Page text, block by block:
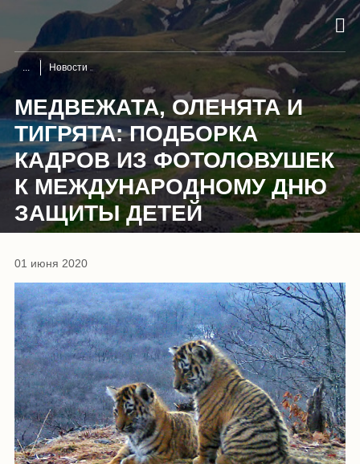
Новости
МЕДВЕЖАТА, ОЛЕНЯТА И
ТИГРЯТА: ПОДБОРКА
КАДРОВ ИЗ ФОТОЛОВУШЕК
К МЕЖДУНАРОДНОМУ ДНЮ
ЗАЩИТЫ ДЕТЕЙ
01 июня 2020